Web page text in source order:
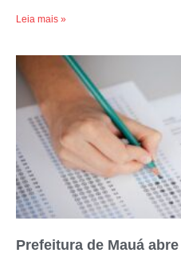
Leia mais »
Prefeitura de Mauá